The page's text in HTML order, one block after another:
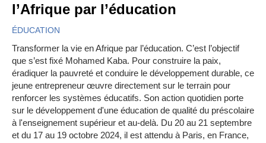
l’Afrique par l’éducation
ÉDUCATION
Transformer la vie en Afrique par l’éducation. C’est l’objectif
que s’est fixé Mohamed Kaba. Pour construire la paix,
éradiquer la pauvreté et conduire le développement durable, ce
jeune entrepreneur œuvre directement sur le terrain pour
renforcer les systèmes éducatifs. Son action quotidien porte
sur le développement d'une éducation de qualité du préscolaire
à l'enseignement supérieur et au-delà. Du 20 au 21 septembre
et du 17 au 19 octobre 2024, il est attendu à Paris, en France,